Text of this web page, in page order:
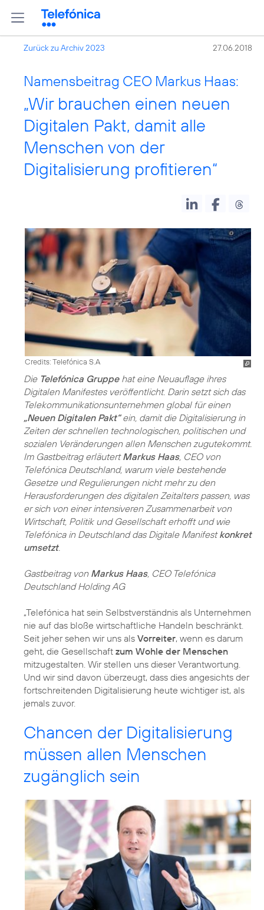
Zurück zu Archiv 2023 27.06.2018
Namensbeitrag CEO Markus Haas:
„Wir brauchen einen neuen
Digitalen Pakt, damit alle
Menschen von der
Digitalisierung profitieren“
Credits: Telefónica S.A
Die Telefónica Gruppehat eine Neuauflage ihres
Digitalen Manifestes veröffentlicht. Darin setzt sich das
Telekommunikationsunternehmen global für einen
„Neuen Digitalen Pakt“ein, damit die Digitalisierung in
Zeiten der schnellen technologischen, politischen und
sozialen Veränderungen allen Menschen zugutekommt.
Im Gastbeitrag erläutertMarkus Haas, CEO von
Telefónica Deutschland, warum viele bestehende
Gesetze und Regulierungen nicht mehr zu den
Herausforderungen des digitalen Zeitalters passen, was
er sich von einer intensiveren Zusammenarbeit von
Wirtschaft, Politik und Gesellschaft erhofft und wie
Telefónica in Deutschland das Digitale Manifestkonkret
umsetzt.
Gastbeitrag von Markus Haas, CEO Telefónica
Deutschland Holding AG
„Telefónica hat sein Selbstverständnis als Unternehmen
nie auf das bloße wirtschaftliche Handeln beschränkt.
Seit jeher sehen wir uns als Vorreiter, wenn es darum
geht, die Gesellschaft zum Wohle der Menschen
mitzugestalten. Wir stellen uns dieser Verantwortung.
Und wir sind davon überzeugt, dass dies angesichts der
fortschreitenden Digitalisierung heute wichtiger ist, als
jemals zuvor.
Chancen der Digitalisierung
müssen allen Menschen
zugänglich sein